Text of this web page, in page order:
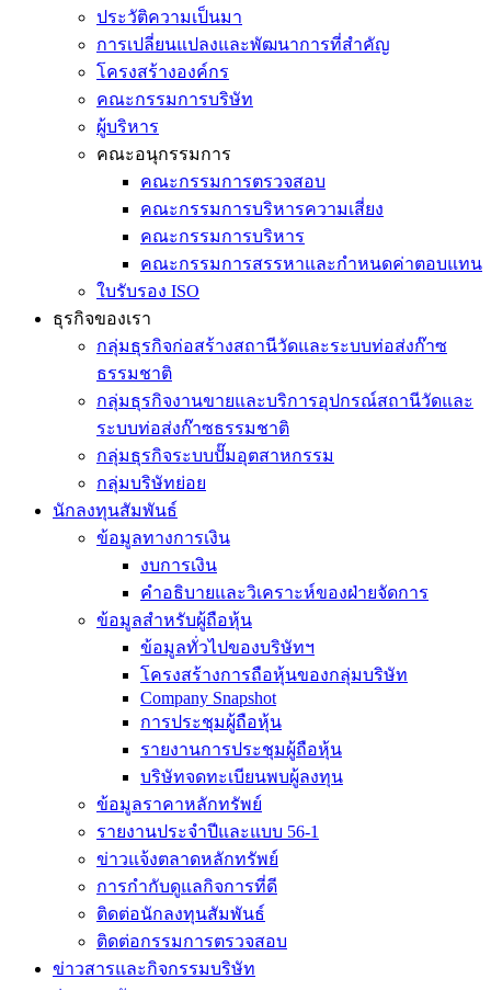
ประวัติความเป็นมา
การเปลี่ยนแปลงและพัฒนาการที่สำคัญ
โครงสร้างองค์กร
คณะกรรมการบริษัท
ผู้บริหาร
คณะอนุกรรมการ
คณะกรรมการตรวจสอบ
คณะกรรมการบริหารความเสี่ยง
คณะกรรมการบริหาร
คณะกรรมการสรรหาและกำหนดค่าตอบแทน
ใบรับรอง ISO
ธุรกิจของเรา
กลุ่มธุรกิจก่อสร้างสถานีวัดและระบบท่อส่งก๊าซ
ธรรมชาติ
กลุ่มธุรกิจงานขายและบริการอุปกรณ์สถานีวัดและ
ระบบท่อส่งก๊าซธรรมชาติ
กลุ่มธุรกิจระบบปั๊มอุตสาหกรรม
กลุ่มบริษัทย่อย
นักลงทุนสัมพันธ์
ข้อมูลทางการเงิน
งบการเงิน
คำอธิบายและวิเคราะห์ของฝ่ายจัดการ
ข้อมูลสำหรับผู้ถือหุ้น
ข้อมูลทั่วไปของบริษัทฯ
โครงสร้างการถือหุ้นของกลุ่มบริษัท
Company Snapshot
การประชุมผู้ถือหุ้น
รายงานการประชุมผู้ถือหุ้น
บริษัทจดทะเบียนพบผู้ลงทุน
ข้อมูลราคาหลักทรัพย์
รายงานประจำปีและแบบ 56-1
ข่าวแจ้งตลาดหลักทรัพย์
การกำกับดูแลกิจการที่ดี
ติดต่อนักลงทุนสัมพันธ์
ติดต่อกรรมการตรวจสอบ
ข่าวสารและกิจกรรมบริษัท